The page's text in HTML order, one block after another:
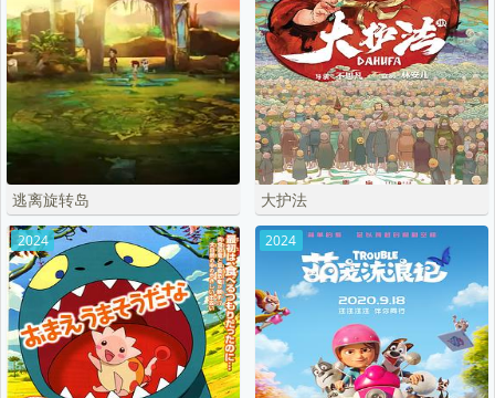
逃离旋转岛 大护法
2024 2024